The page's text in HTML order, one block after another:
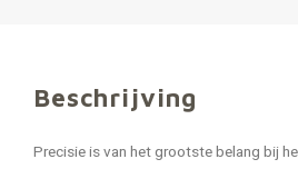
Beschrijving
Precisie is van het grootste belang bij